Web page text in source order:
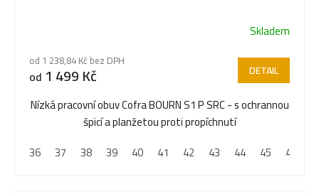
hodnocení
produktu
je
5,0
hvězdiček.
Skladem
od 1 238,84 Kč bez DPH
od 1 499 Kč DETAIL
Nízká pracovní obuv Cofra BOURN S1 P SRC - s ochrannou
špicí a planžetou proti propíchnutí
36
37 38 39 40 41 42 43 44 45 46